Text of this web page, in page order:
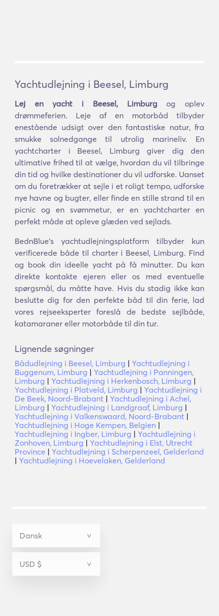
Yachtudlejning i Beesel, Limburg
Lej en yacht i Beesel, Limburgog oplev
drømmeferien. Leje af en motorbåd tilbyder
enestående udsigt over den fantastiske natur, fra
smukke solnedgange til utrolig marineliv. En
yachtcharter i Beesel, Limburg giver dig den
ultimative frihed til at vælge, hvordan du vil tilbringe
din tid og hvilke destinationer du vil udforske. Uanset
om du foretrækker at sejle i et roligt tempo, udforske
nye havne og bugter, eller finde en stille strand til en
picnic og en svømmetur, er en yachtcharter en
perfekt måde at opleve glæden ved sejlads.
BednBlue's yachtudlejningsplatform tilbyder kun
verificerede både til charter i Beesel, Limburg. Find
og book din ideelle yacht på få minutter. Du kan
direkte kontakte ejeren eller os med eventuelle
spørgsmål, du måtte have. Hvis du stadig ikke kan
beslutte dig for den perfekte båd til din ferie, lad
vores rejseeksperter foreslå de bedste sejlbåde,
katamaraner eller motorbåde til din tur.
Lignende søgninger
Bådudlejning i Beesel, Limburg | Yachtudlejning i
Buggenum, Limburg | Yachtudlejning i Panningen,
Limburg | Yachtudlejning i Herkenbosch, Limburg |
Yachtudlejning i Platveld, Limburg | Yachtudlejning i
De Beek, Noord-Brabant | Yachtudlejning i Achel,
Limburg | Yachtudlejning i Landgraaf, Limburg |
Yachtudlejning i Valkenswaard, Noord-Brabant |
Yachtudlejning i Hoge Kempen, Belgien |
Yachtudlejning i Ingber, Limburg | Yachtudlejning i
Zonhoven, Limburg | Yachtudlejning i Elst, Utrecht
Province | Yachtudlejning i Scherpenzeel, Gelderland
| Yachtudlejning i Hoevelaken, Gelderland